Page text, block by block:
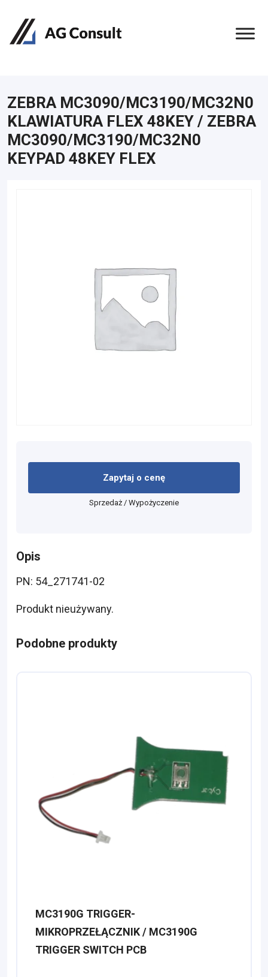
ZEBRA MC3090/MC3190/MC32N0
KLAWIATURA FLEX 48KEY / ZEBRA
MC3090/MC3190/MC32N0
KEYPAD 48KEY FLEX
Zapytaj o cenę
Sprzedaż / Wypożyczenie
Opis
PN: 54_271741-02
Produkt nieużywany.
Podobne produkty
MC3190G TRIGGER-
MIKROPRZEŁĄCZNIK / MC3190G
TRIGGER SWITCH PCB